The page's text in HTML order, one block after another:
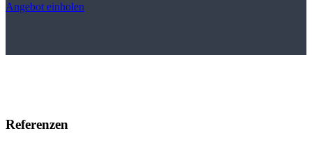
Angebot einholen
Referenzen